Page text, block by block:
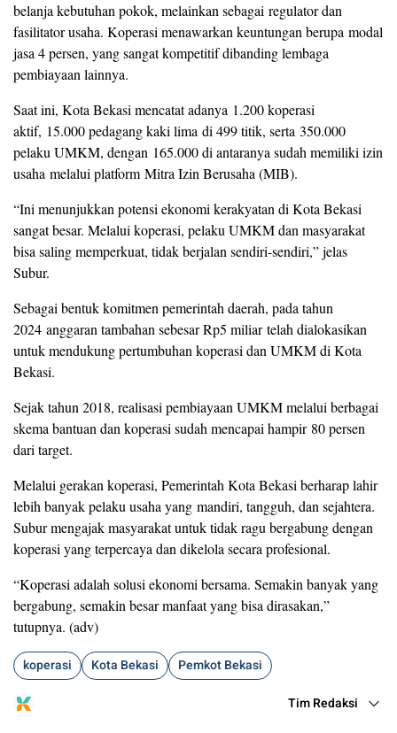
belanja kebutuhan pokok, melainkan sebagai regulator dan
fasilitator usaha. Koperasi menawarkan keuntungan berupa modal
jasa 4 persen, yang sangat kompetitif dibanding lembaga
pembiayaan lainnya.
Saat ini, Kota Bekasi mencatat adanya 1.200 koperasi
aktif, 15.000 pedagang kaki lima di 499 titik, serta 350.000
pelaku UMKM, dengan 165.000 di antaranya sudah memiliki izin
usaha melalui platform Mitra Izin Berusaha (MIB).
“Ini menunjukkan potensi ekonomi kerakyatan di Kota Bekasi
sangat besar. Melalui koperasi, pelaku UMKM dan masyarakat
bisa saling memperkuat, tidak berjalan sendiri-sendiri,” jelas
Subur.
Sebagai bentuk komitmen pemerintah daerah, pada tahun
2024 anggaran tambahan sebesar Rp5 miliar telah dialokasikan
untuk mendukung pertumbuhan koperasi dan UMKM di Kota
Bekasi.
Sejak tahun 2018, realisasi pembiayaan UMKM melalui berbagai
skema bantuan dan koperasi sudah mencapai hampir 80 persen
dari target.
Melalui gerakan koperasi, Pemerintah Kota Bekasi berharap lahir
lebih banyak pelaku usaha yang mandiri, tangguh, dan sejahtera.
Subur mengajak masyarakat untuk tidak ragu bergabung dengan
koperasi yang terpercaya dan dikelola secara profesional.
“Koperasi adalah solusi ekonomi bersama. Semakin banyak yang
bergabung, semakin besar manfaat yang bisa dirasakan,”
tutupnya. (adv)
koperasi Kota Bekasi Pemkot Bekasi
Tim Redaksi